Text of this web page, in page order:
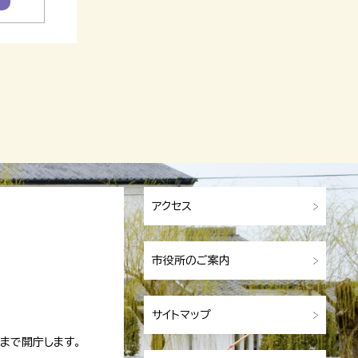
開庁します。
アクセス
市役所のご案内
サイトマップ